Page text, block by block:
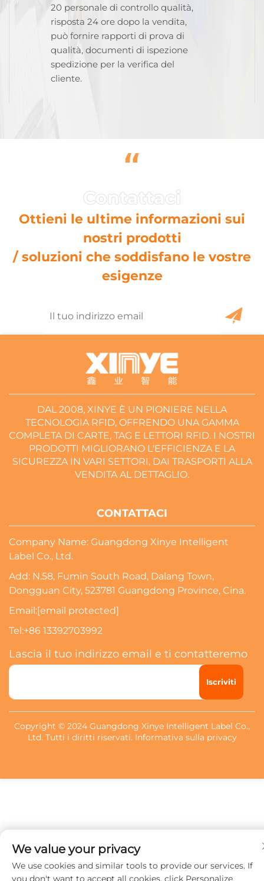
20 personale di controllo qualità,
risposta 24 ore dopo la vendita,
può fornire rapporti di prova di
qualità, documenti di ispezione
spedizione per la verifica del
cliente.
“
Ottieni le ultime informazioni sui
nostri prodotti
/ soluzioni che soddisfano le vostre
esigenze
DAL 2008, XINYE È UN PIONIERE NELLA
TECNOLOGIA RFID, OFFRENDO UNA GAMMA
COMPLETA DI CARTE, TAG E LETTORI RFID. I NOSTRI
PRODOTTI MIGLIORANO L'EFFICIENZA E LA
SICUREZZA IN VARI SETTORI, DAI TRASPORTI ALLA
VENDITA AL DETTAGLIO.
CONTATTACI
Company Name: Guangdong Xinye Intelligent
Label Co., Ltd.
Add: N.58, Fumin South Road, Dalang Town,
Dongguan City, 523781 Guangdong Province, Cina.
Email:[email protected]
Tel:+86 13392703992
Lascia il tuo indirizzo email e ti contatteremo
Iscriviti
Copyright © 2024 Guangdong Xinye Intelligent Label Co.,
Ltd. Tutti i diritti riservati. Informativa sulla privacy
We value your privacy
We use cookies and similar tools to provide our services. If
you don't want to accept all cookies, click Personalize